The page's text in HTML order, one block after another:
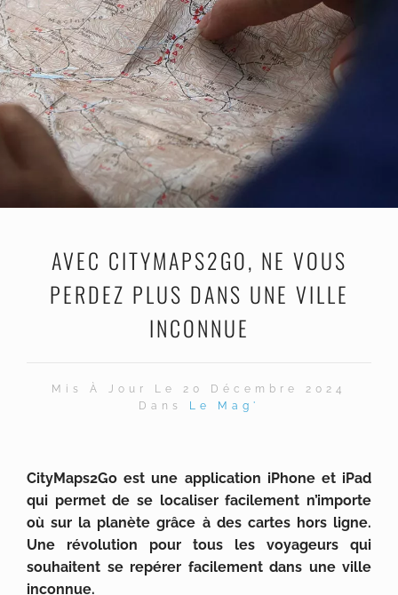
AVEC CITYMAPS2GO, NE VOUS
PERDEZ PLUS DANS UNE VILLE
INCONNUE
Mis À Jour Le 20 Décembre 2024
Dans
Le Mag'
CityMaps2Go est une application iPhone et iPad
qui permet de se localiser facilement n’importe
où sur la planète grâce à des cartes hors ligne.
Une révolution pour tous les voyageurs qui
souhaitent se repérer facilement dans une ville
inconnue.